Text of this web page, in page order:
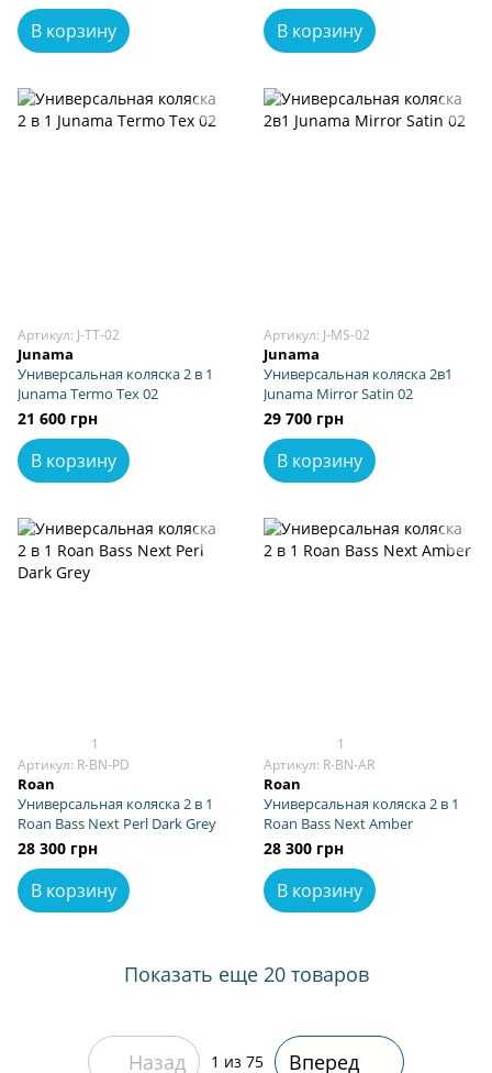
В корзину В корзину
Артикул: J-TT-02
Junama
Универсальная коляска 2 в 1
Junama Termo Tex 02
21 600 грн
В корзину
Артикул: J-MS-02
Junama
Универсальная коляска 2в1
Junama Mirror Satin 02
29 700 грн
В корзину
1
Артикул: R-BN-PD
Roan
Универсальная коляска 2 в 1
Roan Bass Next Perl Dark Grey
28 300 грн
В корзину
1
Артикул: R-BN-AR
Roan
Универсальная коляска 2 в 1
Roan Bass Next Amber
28 300 грн
В корзину
Показать еще 20 товаров
Назад 1 из 75 Вперед